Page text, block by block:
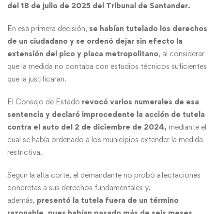
del 18 de julio de 2025 del Tribunal de Santander.
En esa primera decisión, se habían tutelado los derechos
de un ciudadano y se ordenó dejar sin efecto la
extensión del pico y placa metropolitano, al considerar
que la medida no contaba con estudios técnicos suficientes
que la justificaran.
El Consejo de Estado revocó varios numerales de esa
sentencia y declaró improcedente la acción de tutela
contra el auto del 2 de diciembre de 2024, mediante el
cual se había ordenado a los municipios extender la medida
restrictiva.
Según la alta corte, el demandante no probó afectaciones
concretas a sus derechos fundamentales y,
además, presentó la tutela fuera de un término